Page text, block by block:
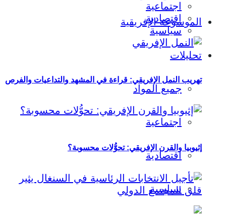
الموسوعة الإفريقية
تحليلات
جميع المواد
اجتماعية
اقتصادية
سياسية
اجتماعية
اقتصادية
سياسية
تهريب النمل الإفريقي: قراءة في المشهد والتداعيات والفرص
إثيوبيا والقرن الإفريقي: تحوُّلات محسوبة؟